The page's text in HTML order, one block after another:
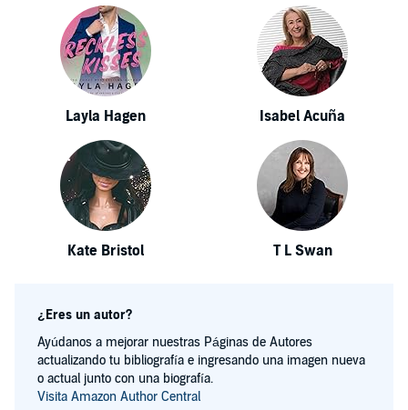
Layla Hagen Isabel Acuña
Kate Bristol T L Swan
¿Eres un autor?
Ayúdanos a mejorar nuestras Páginas de Autores
actualizando tu bibliografía e ingresando una imagen nueva
o actual junto con una biografía.
Visita Amazon Author Central